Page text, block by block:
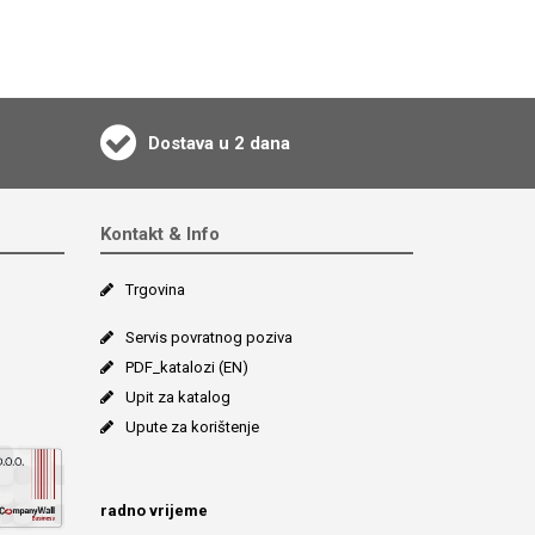
Dostava u 2 dana
Kontakt & Info
Trgovina
Servis povratnog poziva
PDF_katalozi (EN)
Upit za katalog
Upute za korištenje
radno vrijeme